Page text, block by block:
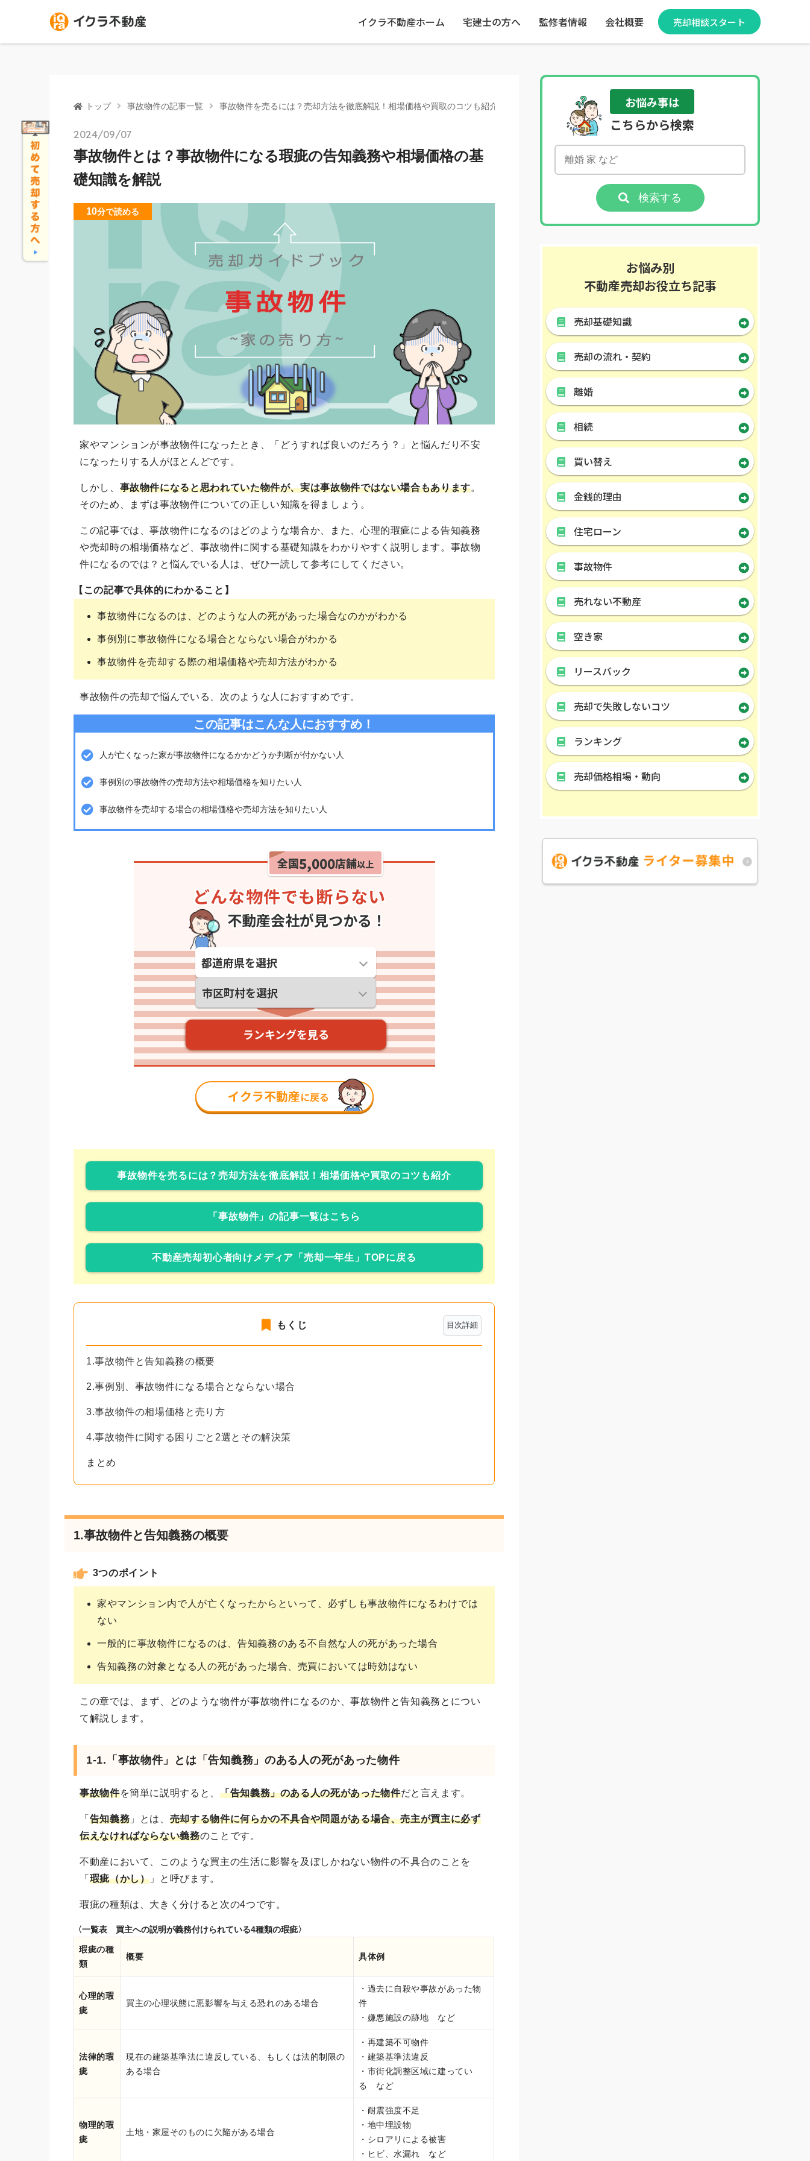
イクラ不動産ホーム 宅建士の方へ 監修者情報 会社概要 売却相談スタート
トップ 事故物件の記事一覧 事故物件を売るには？売却方法を徹底解説！相場価格や買取のコツも紹介
2024/09/07
事故物件とは？事故物件になる瑕疵の告知義務や相場価格の基
礎知識を解説
10分で読める
家やマンションが事故物件になったとき、「どうすれば良いのだろう？」と悩んだり不安
になったりする人がほとんどです。
しかし、 事故物件になると思われていた物件が、実は事故物件ではない場合もあります。
そのため、まずは事故物件についての正しい知識を得ましょう。
この記事では、事故物件になるのはどのような場合か、また、心理的瑕疵による告知義務
や売却時の相場価格など、事故物件に関する基礎知識をわかりやすく説明します。事故物
件になるのでは？と悩んでいる人は、ぜひ一読して参考にしてください。
【この記事で具体的にわかること】
事故物件になるのは、どのような人の死があった場合なのかがわかる
事例別に事故物件になる場合とならない場合がわかる
事故物件を売却する際の相場価格や売却方法がわかる
事故物件の売却で悩んでいる、次のような人におすすめです。
この記事はこんな人におすすめ！
人が亡くなった家が事故物件になるかかどうか判断が付かない人
事例別の事故物件の売却方法や相場価格を知りたい人
事故物件を売却する場合の相場価格や売却方法を知りたい人
事故物件を売るには？売却方法を徹底解説！相場価格や買取のコツも紹介
「事故物件」の記事一覧はこちら
不動産売却初心者向けメディア「売却一年生」TOPに戻る
目次詳細
もくじ
1.事故物件と告知義務の概要
2.事例別、事故物件になる場合とならない場合
3.事故物件の相場価格と売り方
4.事故物件に関する困りごと2選とその解決策
まとめ
1.事故物件と告知義務の概要
3つのポイント
家やマンション内で人が亡くなったからといって、必ずしも事故物件になるわけでは
ない
一般的に事故物件になるのは、告知義務のある不自然な人の死があった場合
告知義務の対象となる人の死があった場合、売買においては時効はない
この章では、まず、どのような物件が事故物件になるのか、事故物件と告知義務とについ
て解説します。
1-1.「事故物件」とは「告知義務」のある人の死があった物件
事故物件を簡単に説明すると、 「告知義務」のある人の死があった物件だと言えます。
「 告知義務 」とは、 売却する物件に何らかの不具合や問題がある場合、売主が買主に必ず
伝えなければならない義務のことです。
不動産において、このような買主の生活に影響を及ぼしかねない物件の不具合のことを
「 瑕疵（かし） 」と呼びます。
瑕疵の種類は、大きく分けると次の4つです。
〈一覧表 買主への説明が義務付けられている4種類の瑕疵〉
瑕疵の種
類
概要 具体例
心理的瑕
疵
買主の心理状態に悪影響を与える恐れのある場合
・過去に自殺や事故があった物
件
・嫌悪施設の跡地 など
法律的瑕
疵
現在の建築基準法に違反している、もしくは法的制限の
ある場合
・再建築不可物件
・建築基準法違反
・市街化調整区域に建ってい
る など
物理的瑕
疵
土地・家屋そのものに欠陥がある場合
・耐震強度不足
・地中埋設物
・シロアリによる被害
・ヒビ、水漏れ など
お悩み事は
こちらから検索
検索する
お悩み別
不動産売却お役立ち記事
売却基礎知識
売却の流れ・契約
離婚
相続
買い替え
金銭的理由
住宅ローン
事故物件
売れない不動産
空き家
リースバック
売却で失敗しないコツ
ランキング
売却価格相場・動向